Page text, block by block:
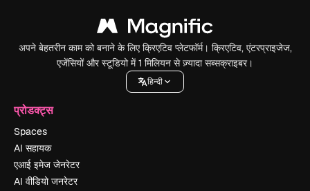
अपने बेहतरीन काम को बनाने के लिए क्रिएटिव प्लेटफॉर्म। क्रिएटिव, एंटरप्राइजेज,
एजेंसियों और स्टूडियो में 1 मिलियन से ज़्यादा सब्सक्राइबर।
हिन्दी
प्रोडक्ट्स
Spaces
AI सहायक
एआई इमेज जेनरेटर
AI वीडियो जनरेटर